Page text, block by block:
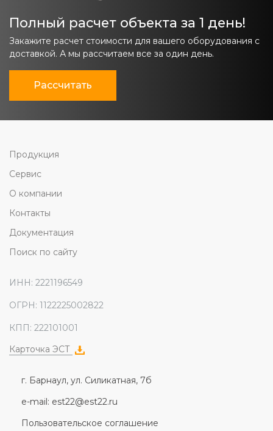
Полный расчет объекта за 1 день!
Закажите расчет стоимости для вашего оборудования с
доставкой. А мы рассчитаем все за один день.
Рассчитать
Продукция
Сервис
О компании
Контакты
Документация
Поиск по сайту
ИНН: 2221196549
ОГРН: 1122225002822
КПП: 222101001
Карточка ЭСТ
г. Барнаул, ул. Силикатная, 7б
e-mail: est22@est22.ru
Пользовательское соглашение